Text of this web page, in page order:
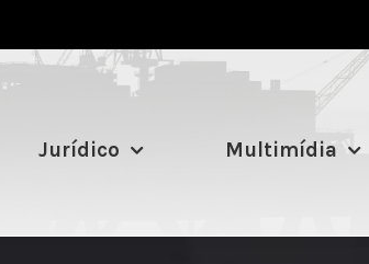
Jurídico Multimídia